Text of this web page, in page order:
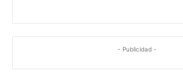
- Publicidad -